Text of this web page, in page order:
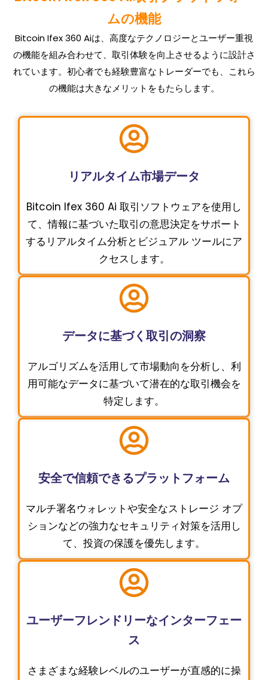
ムの機能
Bitcoin Ifex 360 Aiは、高度なテクノロジーとユーザー重視
の機能を組み合わせて、取引体験を向上させるように設計さ
れています。初心者でも経験豊富なトレーダーでも、これら
の機能は大きなメリットをもたらします。
リアルタイム市場データ
Bitcoin Ifex 360 Ai 取引ソフトウェアを使用し
て、情報に基づいた取引の意思決定をサポート
するリアルタイム分析とビジュアル ツールにア
クセスします。
データに基づく取引の洞察
アルゴリズムを活用して市場動向を分析し、利
用可能なデータに基づいて潜在的な取引機会を
特定します。
安全で信頼できるプラットフォーム
マルチ署名ウォレットや安全なストレージ オプ
ションなどの強力なセキュリティ対策を活用し
て、投資の保護を優先します。
ユーザーフレンドリーなインターフェー
ス
さまざまな経験レベルのユーザーが直感的に操